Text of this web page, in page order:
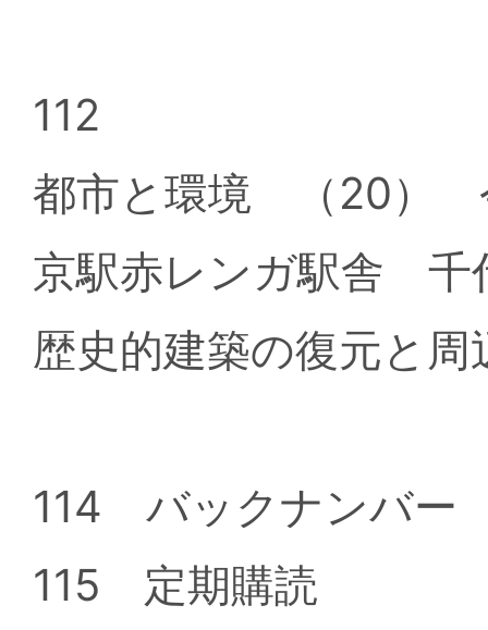
112
都市と環境 （20）
京駅赤レンガ駅舎
歴史的建築の復元と
114 バックナンバー
115 定期購読